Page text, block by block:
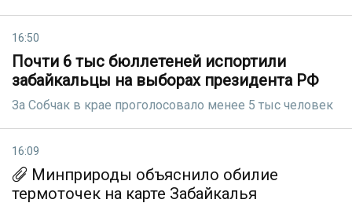
16:50
Почти 6 тыс бюллетеней испортили
забайкальцы на выборах президента РФ
За Собчак в крае проголосовало менее 5 тыс человек
16:09
Минприроды объяснило обилие
термоточек на карте Забайкалья